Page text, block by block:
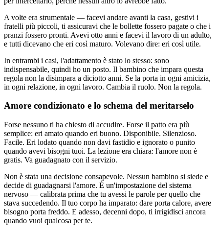
A volte era strumentale — facevi andare avanti la casa, gestivi i
fratelli più piccoli, ti assicuravi che le bollette fossero pagate o che i
pranzi fossero pronti. Avevi otto anni e facevi il lavoro di un adulto,
e tutti dicevano che eri così maturo. Volevano dire: eri così utile.
In entrambi i casi, l'adattamento è stato lo stesso: sono
indispensabile, quindi ho un posto. Il bambino che impara questa
regola non la disimpara a diciotto anni. Se la porta in ogni amicizia,
in ogni relazione, in ogni lavoro. Cambia il ruolo. Non la regola.
Amore condizionato e lo schema del meritarselo
Forse nessuno ti ha chiesto di accudire. Forse il patto era più
semplice: eri amato quando eri buono. Disponibile. Silenzioso.
Facile. Eri lodato quando non davi fastidio e ignorato o punito
quando avevi bisogni tuoi. La lezione era chiara: l'amore non è
gratis. Va guadagnato con il servizio.
Non è stata una decisione consapevole. Nessun bambino si siede e
decide di guadagnarsi l'amore. È un'impostazione del sistema
nervoso — calibrata prima che tu avessi le parole per quello che
stava succedendo. Il tuo corpo ha imparato: dare porta calore, avere
bisogno porta freddo. E adesso, decenni dopo, ti irrigidisci ancora
quando vuoi qualcosa per te.